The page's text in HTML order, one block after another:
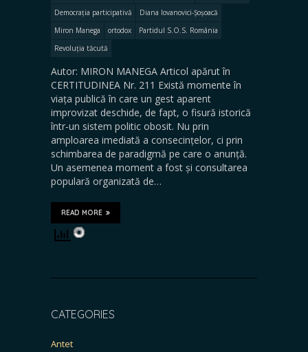
Democrația participativă
Diana Iovanovici-Șoșoacă
Miron Manega
ortodox
Partidul S.O.S. România
Revoluția tăcută
Autor: MIRON MANEGA Articol apărut în
CERTITUDINEA Nr. 211 Există momente în
viața publică în care un gest aparent
improvizat deschide, de fapt, o fisură istorică
într-un sistem politic obosit. Nu prin
amploarea imediată a consecințelor, ci prin
schimbarea de paradigmă pe care o anunță.
Un asemenea moment a fost și consultarea
populară organizată de…
READ MORE
CATEGORIES
Antet